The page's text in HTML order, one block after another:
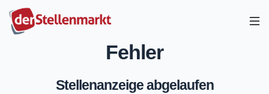
Fehler
Stellenanzeige abgelaufen